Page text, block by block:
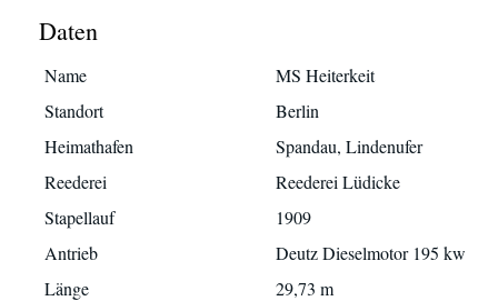
Daten
Name
MS Heiterkeit
Standort
Berlin
Heimathafen
Spandau, Lindenufer
Reederei
Reederei Lüdicke
Stapellauf
1909
Antrieb
Deutz Dieselmotor 195 kw
Länge
29,73 m